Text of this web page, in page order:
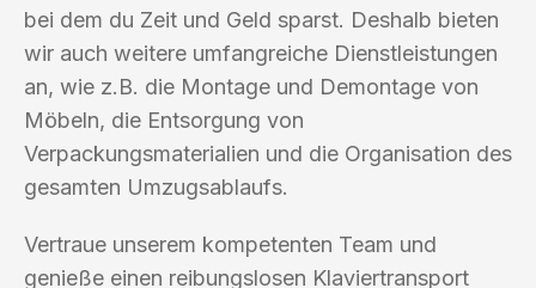
bei dem du Zeit und Geld sparst. Deshalb bieten
wir auch weitere umfangreiche Dienstleistungen
an, wie z.B. die Montage und Demontage von
Möbeln, die Entsorgung von
Verpackungsmaterialien und die Organisation des
gesamten Umzugsablaufs.
Vertraue unserem kompetenten Team und
genieße einen reibungslosen Klaviertransport